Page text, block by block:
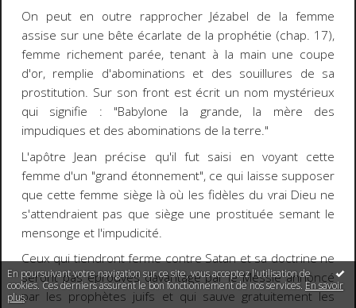
En poursuivant votre navigation sur ce site, vous acceptez l'utilisation de
cookies. Ces derniers assurent le bon fonctionnement de nos services. En savoir
plus.
On peut en outre rapprocher Jézabel de la femme
assise sur une bête écarlate de la prophétie (chap. 17),
femme richement parée, tenant à la main une coupe
d'or, remplie d'abominations et des souillures de sa
prostitution. Sur son front est écrit un nom mystérieux
qui signifie : "Babylone la grande, la mère des
impudiques et des abominations de la terre."
L'apôtre Jean précise qu'il fut saisi en voyant cette
femme d'un "grand étonnement", ce qui laisse supposer
que cette femme siège là où les fidèles du vrai Dieu ne
s'attendraient pas que siège une prostituée semant le
mensonge et l'impudicité.
Ceux qui tiendront ferme contre Satan et sa doctrine ne
seront pas éprouvés davantage par le Messie annoncé
par les prophètes juifs et qui sauve gratuitement les